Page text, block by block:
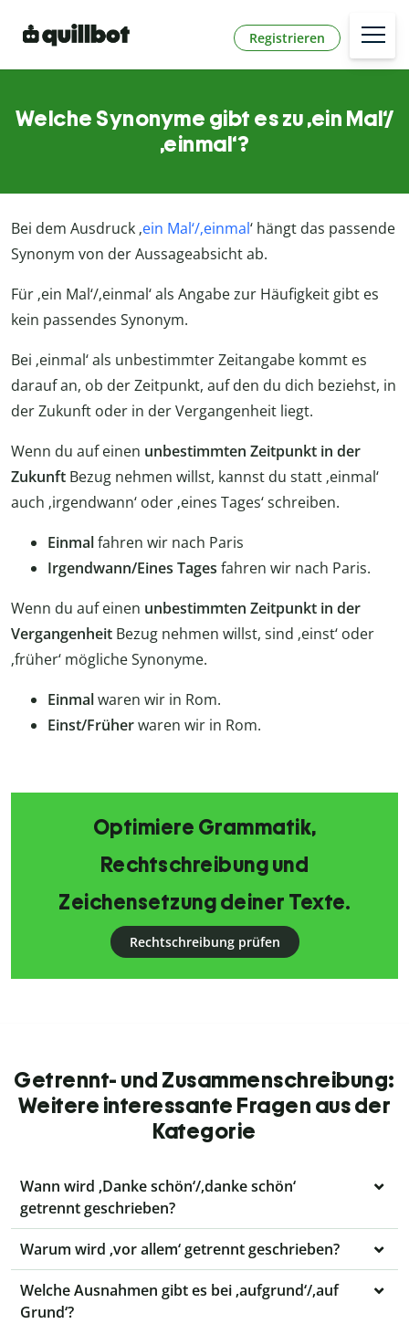
Registrieren
Welche Synonyme gibt es zu ‚ein Mal‘/
‚einmal‘?
Bei dem Ausdruck ‚ein Mal‘/‚einmal‘ hängt das passende
Synonym von der Aussageabsicht ab.
Für ‚ein Mal‘/‚einmal‘ als Angabe zur Häufigkeit gibt es
kein passendes Synonym.
Bei ‚einmal‘ als unbestimmter Zeitangabe kommt es
darauf an, ob der Zeitpunkt, auf den du dich beziehst, in
der Zukunft oder in der Vergangenheit liegt.
Wenn du auf einen unbestimmten Zeitpunkt in der
Zukunft Bezug nehmen willst, kannst du statt ‚einmal‘
auch ‚irgendwann‘ oder ‚eines Tages‘ schreiben.
Einmalfahren wir nach Paris
Irgendwann/Eines Tages fahren wir nach Paris.
Wenn du auf einen unbestimmten Zeitpunkt in der
Vergangenheit Bezug nehmen willst, sind ‚einst‘ oder
‚früher‘ mögliche Synonyme.
Einmalwaren wir in Rom.
Einst/Früherwaren wir in Rom.
Optimiere Grammatik,
Rechtschreibung und
Zeichensetzung deiner Texte.
Rechtschreibung prüfen
Getrennt- und Zusammenschreibung:
Weitere interessante Fragen aus der
Kategorie
Wann wird ‚Danke schön‘/‚danke schön‘
getrennt geschrieben?
Warum wird ‚vor allem‘ getrennt geschrieben?
Welche Ausnahmen gibt es bei ‚aufgrund‘/‚auf
Grund‘?